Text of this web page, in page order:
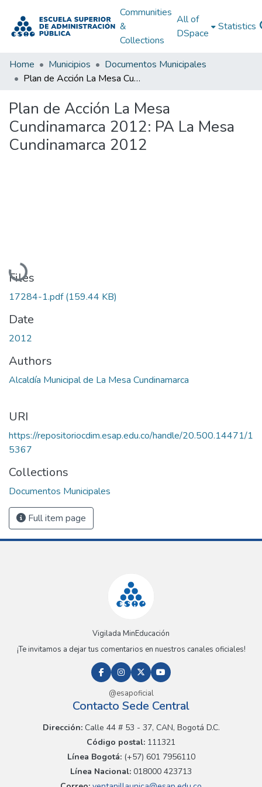
Communities
&
Collections
All of
DSpace
Statistics
Home Municipios
Documentos Municipales
Plan de Acción La Mesa Cundinamarca 2012: PA La Mesa Cundinamarca 2012
Plan de Acción La Mesa
Cundinamarca 2012: PA La Mesa
Cundinamarca 2012
Loading...
Files
17284-1.pdf(159.44 KB)
Date
2012
Authors
Alcaldía Municipal de La Mesa Cundinamarca
URI
https://repositoriocdim.esap.edu.co/handle/20.500.14471/1
5367
Collections
Documentos Municipales
Full item page
Vigilada MinEducación
¡Te invitamos a dejar tus comentarios en nuestros canales oficiales!
@esapoficial
Contacto Sede Central
Dirección:Calle 44 # 53 - 37, CAN, Bogotá D.C.
Código postal: 111321
Línea Bogotá:(+57) 601 7956110
Línea Nacional: 018000 423713